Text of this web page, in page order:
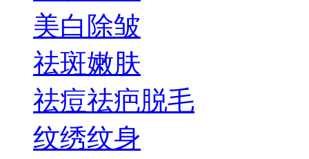
美白 除皱
祛斑嫩肤
祛痘祛疤脱毛
纹绣纹身